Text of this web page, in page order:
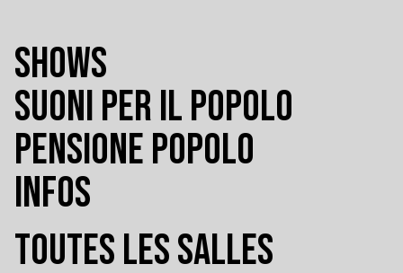
SHOWS
SUONI PER IL POPOLO
PENSIONE POPOLO
INFOS
TOUTES LES SALLES